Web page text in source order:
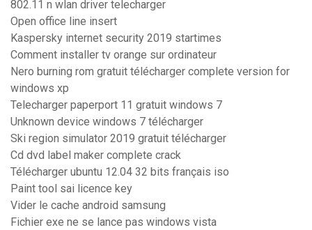
802.11 n wlan driver telecharger
Open office line insert
Kaspersky internet security 2019 startimes
Comment installer tv orange sur ordinateur
Nero burning rom gratuit télécharger complete version for
windows xp
Telecharger paperport 11 gratuit windows 7
Unknown device windows 7 télécharger
Ski region simulator 2019 gratuit télécharger
Cd dvd label maker complete crack
Télécharger ubuntu 12.04 32 bits français iso
Paint tool sai licence key
Vider le cache android samsung
Fichier exe ne se lance pas windows vista